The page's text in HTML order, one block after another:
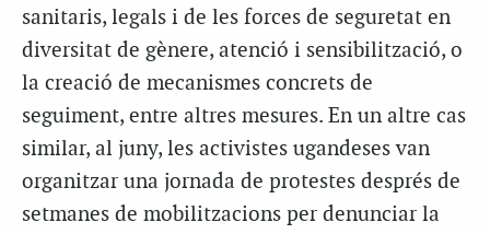
sanitaris, legals i de les forces de seguretat en
diversitat de gènere, atenció i sensibilització, o
la creació de mecanismes concrets de
seguiment, entre altres mesures. En un altre cas
similar, al juny, les activistes ugandeses van
organitzar una jornada de protestes després de
setmanes de mobilitzacions per denunciar la